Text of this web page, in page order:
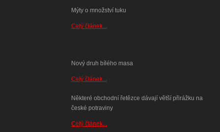
Mýty o množství tuku
Celý článek...
Nový druh bílého masa
Celý článek...
Některé obchodní řetězce dávají větší přirážku na
české potraviny
Celý článek...